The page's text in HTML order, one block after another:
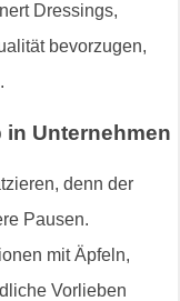
Dressings,
bevorzugen,
Unternehmen
denn der
Pausen.
mit Äpfeln,
Vorlieben